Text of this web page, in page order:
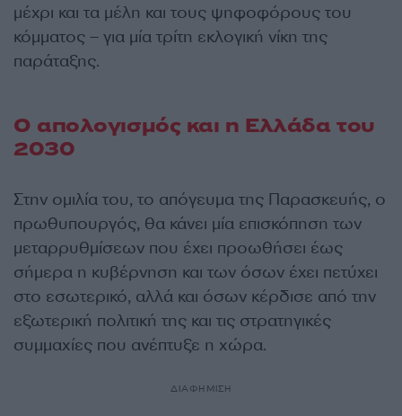
μέχρι και τα μέλη και τους ψηφοφόρους του
κόμματος – για μία τρίτη εκλογική νίκη της
παράταξης.
Ο απολογισμός και η Ελλάδα του
2030
Στην ομιλία του, το απόγευμα της Παρασκευής, ο
πρωθυπουργός, θα κάνει μία επισκόπηση των
μεταρρυθμίσεων που έχει προωθήσει έως
σήμερα η κυβέρνηση και των όσων έχει πετύχει
στο εσωτερικό, αλλά και όσων κέρδισε από την
εξωτερική πολιτική της και τις στρατηγικές
συμμαχίες που ανέπτυξε η χώρα.
ΔΙΑΦΗΜΙΣΗ